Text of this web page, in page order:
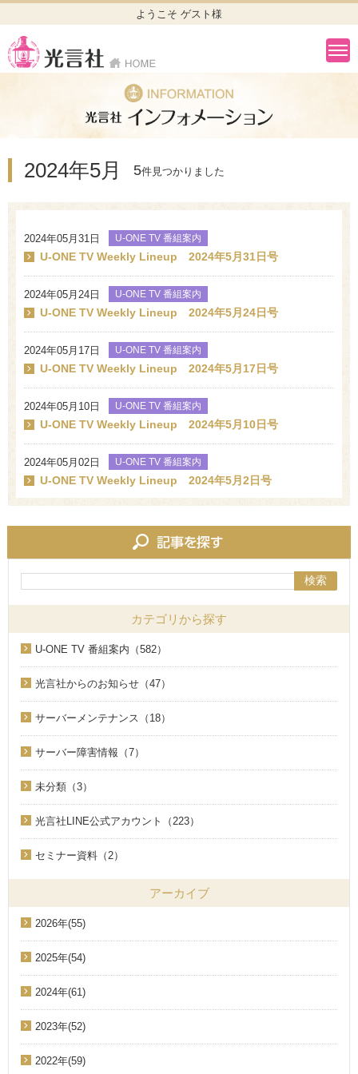
ようこそ ゲスト様
2024年5月 5件見つかりました
2024年05月31日 U-ONE TV 番組案内
U-ONE TV Weekly Lineup 2024年5月31日号
2024年05月24日 U-ONE TV 番組案内
U-ONE TV Weekly Lineup 2024年5月24日号
2024年05月17日 U-ONE TV 番組案内
U-ONE TV Weekly Lineup 2024年5月17日号
2024年05月10日 U-ONE TV 番組案内
U-ONE TV Weekly Lineup 2024年5月10日号
2024年05月02日 U-ONE TV 番組案内
U-ONE TV Weekly Lineup 2024年5月2日号
検索
カテゴリから探す
U-ONE TV 番組案内（582）
光言社からのお知らせ（47）
サーバーメンテナンス（18）
サーバー障害情報（7）
未分類（3）
光言社LINE公式アカウント（223）
セミナー資料（2）
アーカイブ
2026年(55)
2025年(54)
2024年(61)
2023年(52)
2022年(59)